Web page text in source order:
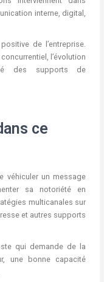
interne, digital,
de l’entreprise.
l’évolution
des supports de
ce
véhiculer un message
sa notoriété en
multicanales sur
et autres supports
qui demande de la
une bonne capacité